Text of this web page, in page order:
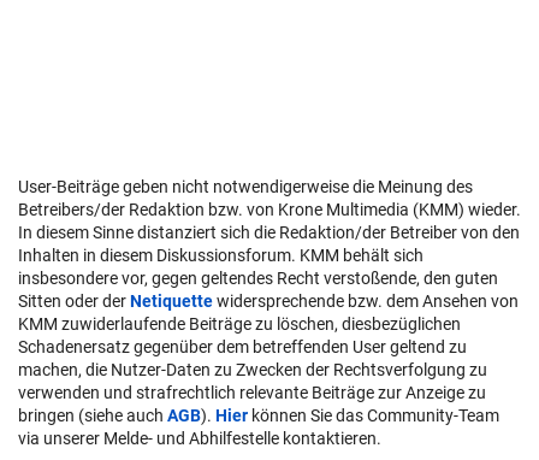
User-Beiträge geben nicht notwendigerweise die Meinung des
Betreibers/der Redaktion bzw. von Krone Multimedia (KMM) wieder.
In diesem Sinne distanziert sich die Redaktion/der Betreiber von den
Inhalten in diesem Diskussionsforum. KMM behält sich
insbesondere vor, gegen geltendes Recht verstoßende, den guten
Sitten oder derNetiquettewidersprechende bzw. dem Ansehen von
KMM zuwiderlaufende Beiträge zu löschen, diesbezüglichen
Schadenersatz gegenüber dem betreffenden User geltend zu
machen, die Nutzer-Daten zu Zwecken der Rechtsverfolgung zu
verwenden und strafrechtlich relevante Beiträge zur Anzeige zu
bringen (siehe auch AGB). Hier können Sie das Community-Team
via unserer Melde- und Abhilfestelle kontaktieren.